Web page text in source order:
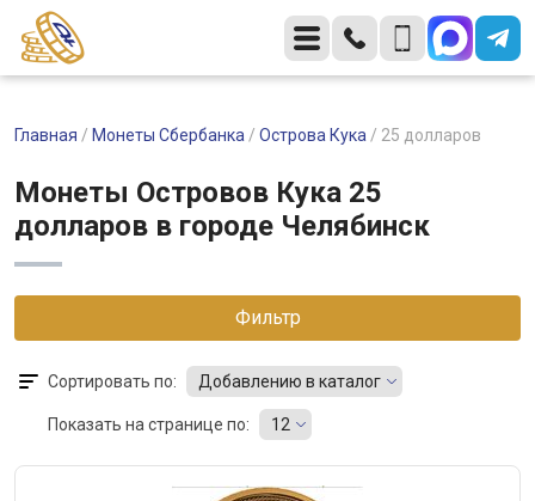
Главная / Монеты Сбербанка / Острова Кука / 25 долларов
Монеты Островов Кука 25
долларов в городе Челябинск
Фильтр
Сортировать по: Добавлению в каталог
Показать на странице по: 12